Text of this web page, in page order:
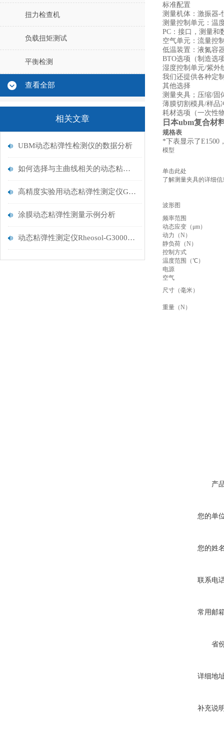
扭力检查机
负载扭矩测试
平衡检测
查看全部
相关文章
UBM动态粘弹性检测仪的数据分析
如何选择与主曲线相关的动态粘弹性测量条件菜单
高精度实验用动态粘弹性测定仪G3000NT介绍
涂膜动态粘弹性测量示例分析
动态粘弹性测定仪Rheosol-G3000在热硬化树脂检测上的运用
标准配置
测量机体：激振器-
测量控制单元：温
PC：接口，测量和
空气单元：流量控
低温装置：液氮容
BTO选项（制造选
湿度控制单元/紫外
我们还提供各种定
其他选择
测量夹具；压缩/固
薄膜切割模具/样品
耗材选项（一次性
日本ubm复合材
规格表
*下表显示了E1500
模型
单击此处
了解测量夹具的详细信
波形图
频率范围
动态应变（μm）
动力（N）
静负荷（N）
控制方式
温度范围（℃）
电源
空气
尺寸（毫米）
重量（N）
产
您的单
您的姓
联系电
常用邮
省
详细地
补充说